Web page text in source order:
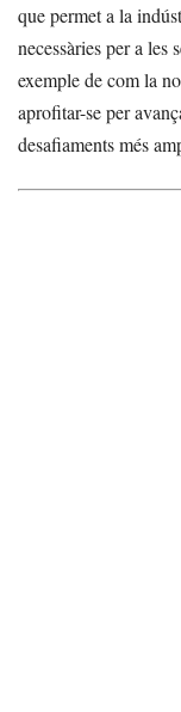
que permet a la
necessàries per a les
exemple de com la
aprofitar-se per
desafiaments més